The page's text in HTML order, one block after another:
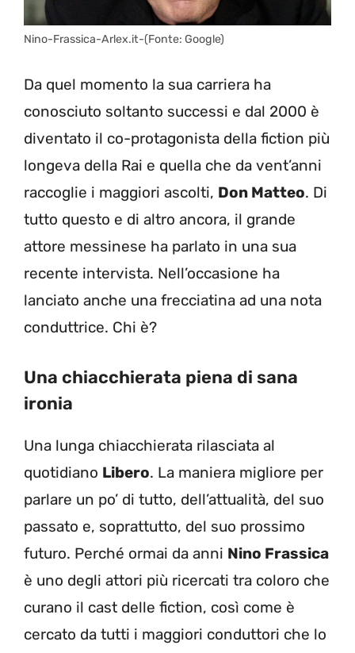
Nino-Frassica-Arlex.it-(Fonte: Google)
Da quel momento la sua carriera ha
conosciuto soltanto successi e dal 2000 è
diventato il co-protagonista della fiction più
longeva della Rai e quella che da vent’anni
raccoglie i maggiori ascolti, Don Matteo. Di
tutto questo e di altro ancora, il grande
attore messinese ha parlato in una sua
recente intervista. Nell’occasione ha
lanciato anche una frecciatina ad una nota
conduttrice. Chi è?
Una chiacchierata piena di sana
ironia
Una lunga chiacchierata rilasciata al
quotidiano Libero. La maniera migliore per
parlare un po’ di tutto, dell’attualità, del suo
passato e, soprattutto, del suo prossimo
futuro. Perché ormai da anni Nino Frassica
è uno degli attori più ricercati tra coloro che
curano il cast delle fiction, così come è
cercato da tutti i maggiori conduttori che lo